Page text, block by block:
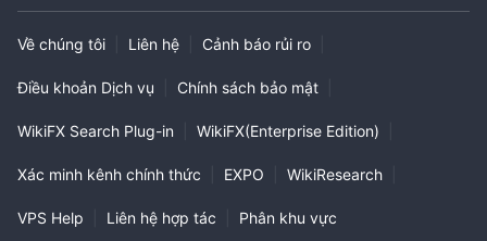
Về chúng tôi Liên hệ Cảnh báo rủi ro
Điều khoản Dịch vụ Chính sách bảo mật
WikiFX Search Plug-in WikiFX(Enterprise Edition)
Xác minh kênh chính thức EXPO WikiResearch
VPS Help Liên hệ hợp tác Phân khu vực